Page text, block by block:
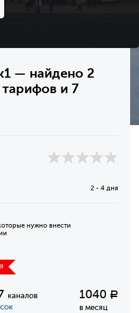
— найдено 2
и 7
2 - 4 дня
нужно внести
каналов
1040 Р
в месяц